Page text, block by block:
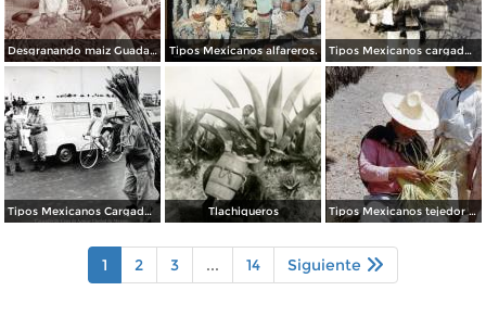
Desgranando maiz Guadalajara, Jalisco. Tipos Mexicanos alfareros. Tipos Mexicanos cargador de gallos de pelea.
Tipos Mexicanos Cargador de Cana de Azucar Ciudad de México. Tlachiqueros Tipos Mexicanos tejedor de sombreros de palma 1951.
1 2 3 ... 14 Siguiente